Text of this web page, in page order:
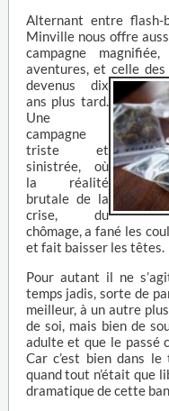
Alternant entre flash-
Minville nous offre
campagne
aventures, et celle des
devenus dix
ans plus tard.
Une
campagne
triste et
sinistrée, où
la réalité
brutale de la
crise, du
chômage, a fané les
et fait baisser les têtes.
Pour autant il ne
temps jadis, sorte de
meilleur, à un autre
de soi, mais bien de
adulte et que le passé
Car c’est bien dans
quand tout n’était que
dramatique de cette